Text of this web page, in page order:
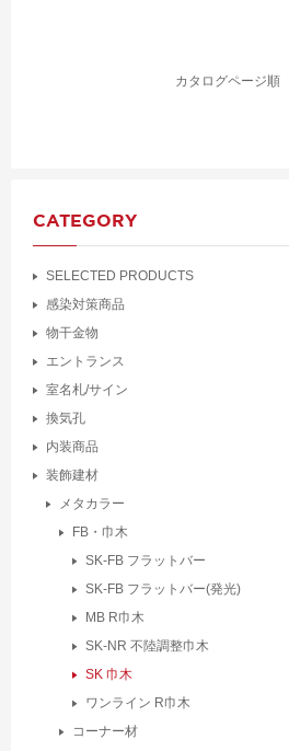
カタログページ順
CATEGORY
SELECTED PRODUCTS
感染対策商品
物干金物
エントランス
室名札/サイン
換気孔
内装商品
装飾建材
メタカラー
FB・巾木
SK-FB フラットバー
SK-FB フラットバー(発光)
MB R巾木
SK-NR 不陸調整巾木
SK 巾木
ワンライン R巾木
コーナー材